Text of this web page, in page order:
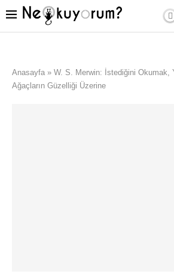
Anasayfa » W. S. Merwin: İstediğini Okumak,
Ağaçların Güzelliği Üzerine